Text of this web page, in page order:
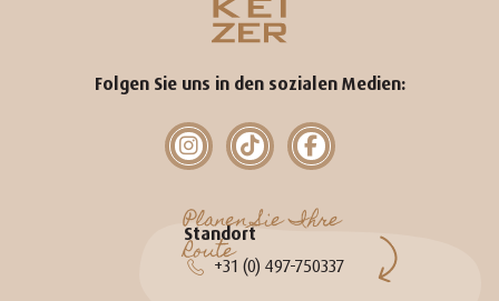
Folgen Sie uns in den sozialen Medien:
Standort
+31 (0) 497-750337
Planen Sie Ihre
Route